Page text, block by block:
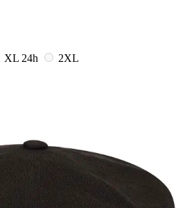
XL 24h
2XL